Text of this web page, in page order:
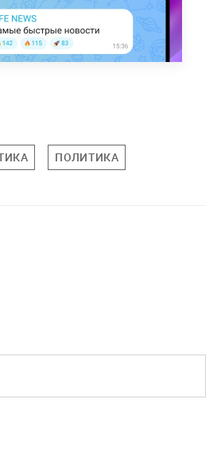
ПОЛИТИКА